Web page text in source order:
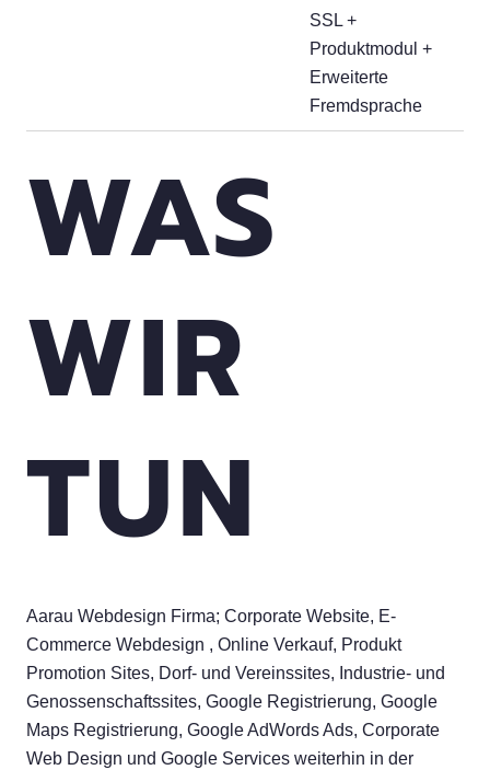
SSL +
Produktmodul +
Erweiterte
Fremdsprache
WAS
WIR
TUN
Aarau Webdesign Firma; Corporate Website, E-
Commerce Webdesign , Online Verkauf, Produkt
Promotion Sites, Dorf- und Vereinssites, Industrie- und
Genossenschaftssites, Google Registrierung, Google
Maps Registrierung, Google AdWords Ads, Corporate
Web Design und Google Services weiterhin in der